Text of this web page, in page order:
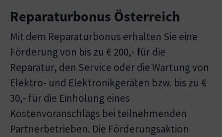
Reparaturbonus Österreich
Mit dem Reparaturbonus erhalten Sie eine
Förderung von bis zu € 200,- für die
Reparatur, den Service oder die Wartung von
Elektro- und Elektronikgeräten bzw. bis zu €
30,- für die Einholung eines
Kostenvoranschlags bei teilnehmenden
Partnerbetrieben. Die Förderungsaktion